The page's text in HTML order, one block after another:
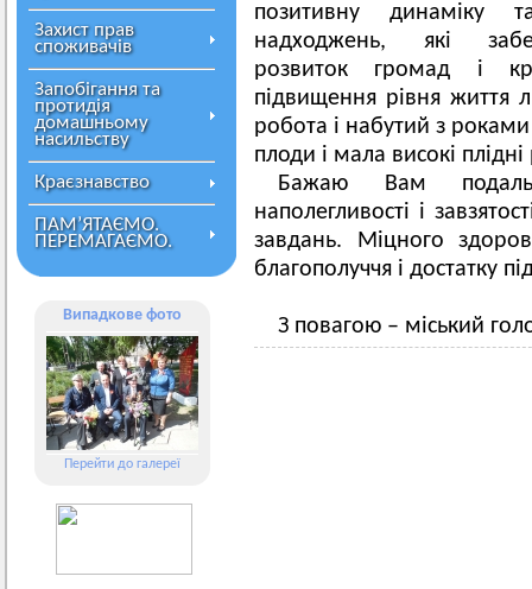
Захист прав
споживачів
Запобігання та
протидія
домашньому
насильству
Краєзнавство
ПАМ’ЯТАЄМО.
ПЕРЕМАГАЄМО.
Випадкове фото
Перейти до галереї
позитивну динаміку
надходжень, які
розвиток громад і
підвищення рівня
робота і набутий з
плоди і мала високі плідні
Бажаю Вам
наполегливості і
завдань. Міцного
благополуччя і достатку
З повагою – міський